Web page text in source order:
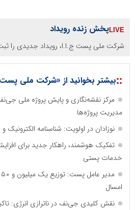
پخش زنده رویداد
شرکت ملی پست ج.ا.ا، رویداد جدیدی را
::بیشتر بخوانید از «شرکت ملی
مرکز نقشه‌نگاری و پایش پروژه ملی
مدیریت پروژه‌ها
نوزادان در اولویت: شناسنامه
خدمات پستی
امسال
نقش کلیدی جی‌نف در ناترازی انرژی: